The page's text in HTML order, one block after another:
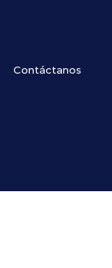
Contáctanos